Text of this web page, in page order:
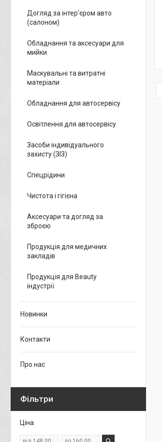
Догляд за інтер'єром авто
(салоном)
Обладнання та аксесуари для
мийки
Маскувальні та витратні
матеріали
Обладнання для автосервісу
Освітлення для автосервісу
Засоби індивідуального
захисту (ЗІЗ)
Спецрідини
Чистота і гігієна
Аксесуари та догляд за
зброєю
Продукція для медичних
закладів
Продукція для Beauty
індустрії
Новинки
Контакти
Про нас
Фільтри
Ціна